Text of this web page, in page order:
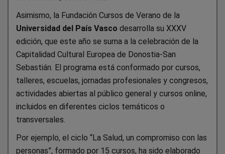
Asimismo, la Fundación Cursos de Verano de la
Universidad del País Vasco desarrolla su XXXV
edición, que este año se suma a la celebración de la
Capitalidad Cultural Europea de Donostia-San
Sebastián. El programa está conformado por cursos,
talleres, escuelas, jornadas profesionales y congresos,
actividades abiertas al público general y cursos online,
incluidos en diferentes ciclos temáticos o
transversales.
Por ejemplo, el ciclo “La Salud, un compromiso con las
personas”, formado por 15 cursos, ha sido elaborado